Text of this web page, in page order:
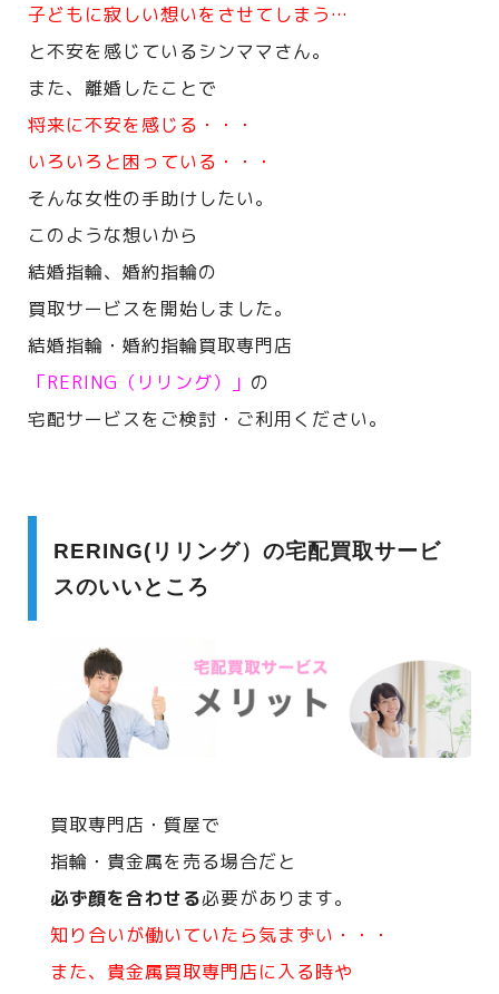
子どもに寂しい想いをさせてしまう…
と不安を感じているシンママさん。
また、離婚したことで
将来に不安を感じる・・・
いろいろと困っている・・・
そんな女性の手助けしたい。
このような想いから
結婚指輪、婚約指輪の
買取サービスを開始しました。
結婚指輪・婚約指輪買取専門店
「RERING（リリング）」 の
宅配サービスをご検討・ご利用ください。
RERING(リリング）の宅配買取サービ
スのいいところ
買取専門店・質屋で
指輪・貴金属を売る場合だと
必ず顔を合わせる必要があります。
知り合いが働いていたら気まずい・・・
また、貴金属買取専門店に入る時や